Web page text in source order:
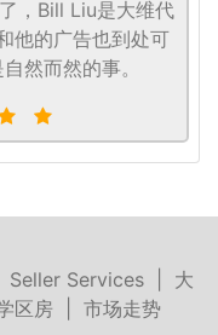
，Bill Liu是大维代
他的广告也到处可
然而然的事。
Seller Services| 大
区房 市场走势